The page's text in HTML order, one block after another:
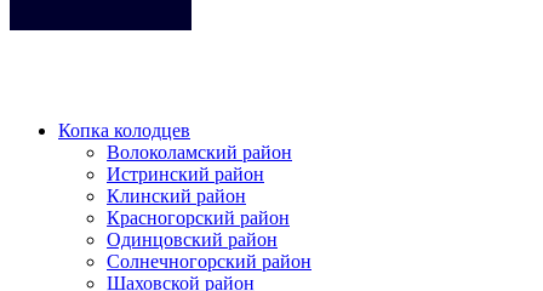
Копка колодцев
Волоколамский район
Истринский район
Клинский район
Красногорский район
Одинцовский район
Солнечногорский район
Шаховской район